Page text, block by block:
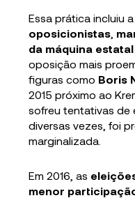
Essa prática incluiu a
oposicionistas
da máquina
oposição mais
figuras como Boris
2015 próximo ao
sofreu tentativas de
diversas vezes, foi
marginalizada.
Em 2016, as
menor